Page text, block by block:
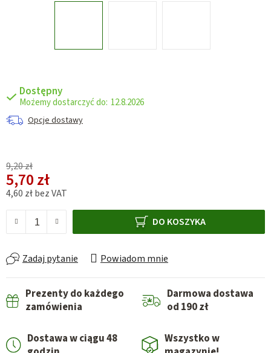
Dostępny
12.8.2026
Opcje dostawy
9,20 zł
5,70 zł
4,60 zł bez VAT
DO KOSZYKA
Zadaj pytanie Powiadom mnie
Prezenty do każdego
zamówienia
Darmowa dostawa
od 190 zł
Dostawa w ciągu 48
Wszystko w